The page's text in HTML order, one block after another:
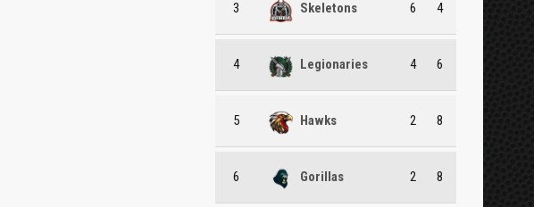
3 Skeletons 6 4
4 Legionaries 4 6
5 Hawks 2 8
6 Gorillas 2 8